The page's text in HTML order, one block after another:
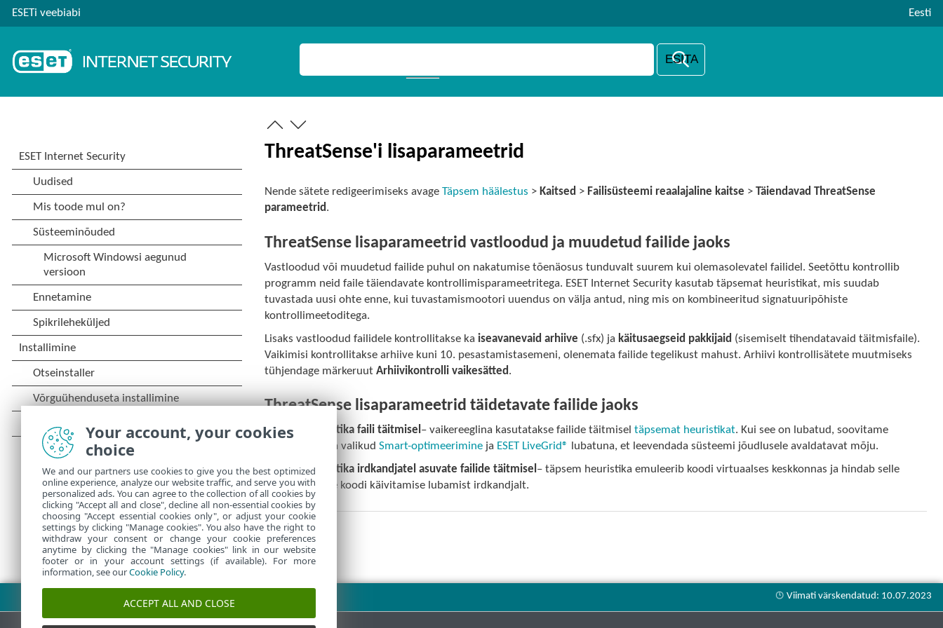
ESETi veebiabi Eesti
ThreatSense'i lisaparameetrid
Nende sätete redigeerimiseks avageTäpsem häälestus > Kaitsed > Failisüsteemi reaalajaline kaitse >Täiendavad ThreatSense
parameetrid.
ThreatSense lisaparameetrid vastloodud ja muudetud failide jaoks
Vastloodud või muudetud failide puhul on nakatumise tõenäosus tunduvalt suurem kui olemasolevatel failidel. Seetõttu kontrollib
programm neid faile täiendavate kontrollimisparameetritega. ESET Internet Security kasutab täpsemat heuristikat, mis suudab
tuvastada uusi ohte enne, kui tuvastamismootori uuendus on välja antud, ning mis on kombineeritud signatuuripõhiste
kontrollimeetoditega.
Lisaks vastloodud failidele kontrollitakse ka iseavanevaid arhiive (.sfx) ja käitusaegseid pakkijaid (sisemiselt tihendatavaid täitmisfaile).
Vaikimisi kontrollitakse arhiive kuni 10. pesastamistasemeni, olenemata failide tegelikust mahust. Arhiivi kontrollisätete muutmiseks
tühjendage märkeruutArhiivikontrolli vaikesätted.
ThreatSense lisaparameetrid täidetavate failide jaoks
Täpsem heuristika faili täitmisel– vaikereeglina kasutatakse failide täitmiseltäpsemat heuristikat. Kui see on lubatud, soovitame
tungivalt hoida valikudSmart-optimeerimine ja ESET LiveGrid® lubatuna, et leevendada süsteemi jõudlusele avaldatavat mõju.
Täpsem heuristika irdkandjatel asuvate failide täitmisel– täpsem heuristika emuleerib koodi virtuaalses keskkonnas ja hindab selle
käitumist enne koodi käivitamise lubamist irdkandjalt.
Your account, your cookies
choice
We and our partners use cookies to give you the best optimized
online experience, analyze our website traffic, and serve you with
personalized ads. You can agree to the collection of all cookies by
clicking "Accept all and close", decline all non-essential cookies by
choosing "Accept essential cookies only", or adjust your cookie
settings by clicking "Manage cookies". You also have the right to
withdraw your consent or change your cookie preferences
anytime by clicking the "Manage cookies" link in our website
footer or in your account settings (if available). For more
information, see ourCookie Policy.
ACCEPT ALL AND CLOSE